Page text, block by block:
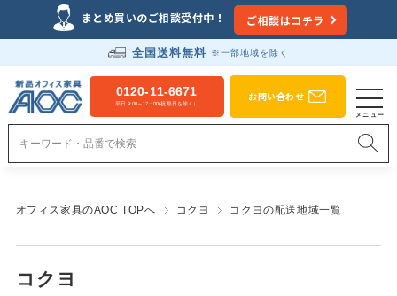
まとめ買いのご相談受付中！ ご相談はコチラ
全国送料無料 ※一部地域を除く
0120-11-6671
平日 9:00～17：00(祝祭日を除く）
お問い合わせ
オフィス家具のAOC TOPへ コクヨ コクヨの配送地域一覧
コクヨ